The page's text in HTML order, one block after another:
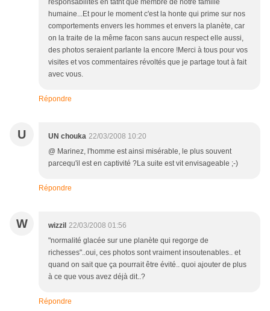
responsabilités en tatnt que membre de notre famille
humaine...Et pour le moment c'est la honte qui prime sur nos
comportements envers les hommes et envers la planète, car
on la traite de la même facon sans aucun respect elle aussi,
des photos seraient parlante la encore !Merci à tous pour vos
visites et vos commentaires révoltés que je partage tout à fait
avec vous.
Répondre
U UN chouka 22/03/2008 10:20
@ Marinez, l'homme est ainsi misérable, le plus souvent
parcequ'il est en captivité ?La suite est vit envisageable ;-)
Répondre
W wizzil 22/03/2008 01:56
"normalité glacée sur une planète qui regorge de
richesses"..oui, ces photos sont vraiment insoutenables.. et
quand on sait que ça pourrait être évité.. quoi ajouter de plus
à ce que vous avez déjà dit..?
Répondre